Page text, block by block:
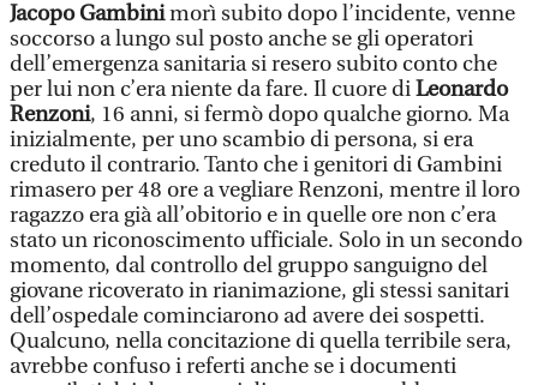
Jacopo Gambinimorì subito dopo l’incidente, venne
soccorso a lungo sul posto anche se gli operatori
dell’emergenza sanitaria si resero subito conto che
per lui non c’era niente da fare. Il cuore diLeonardo
Renzoni, 16 anni, si fermò dopo qualche giorno. Ma
inizialmente, per uno scambio di persona, si era
creduto il contrario. Tanto che i genitori di Gambini
rimasero per 48 ore a vegliare Renzoni, mentre il loro
ragazzo era già all’obitorio e in quelle ore non c’era
stato un riconoscimento ufficiale. Solo in un secondo
momento, dal controllo del gruppo sanguigno del
giovane ricoverato in rianimazione, gli stessi sanitari
dell’ospedale cominciarono ad avere dei sospetti.
Qualcuno, nella concitazione di quella terribile sera,
avrebbe confuso i referti anche se i documenti